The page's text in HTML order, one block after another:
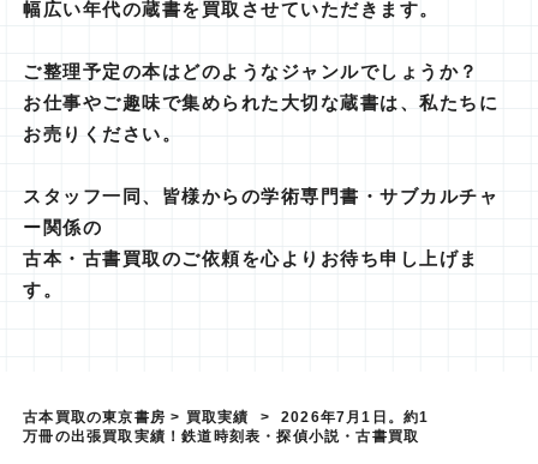
幅広い年代の蔵書を買取させていただきます。
ご整理予定の本はどのようなジャンルでしょうか？
お仕事やご趣味で集められた大切な蔵書は、私たちに
お売りください。
スタッフ一同、皆様からの学術専門書・サブカルチャ
ー関係の
古本・古書買取のご依頼を心よりお待ち申し上げま
す。
古本買取の東京書房 > 買取実績 >
2026年7月1日。約1
万冊の出張買取実績！鉄道時刻表・探偵小説・古書買取